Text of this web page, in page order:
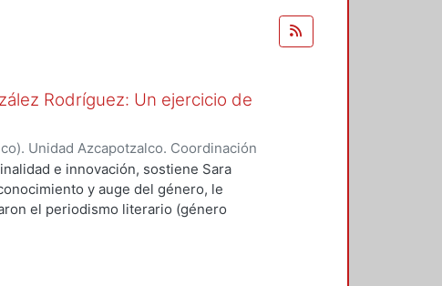
Rodríguez: Un ejercicio de
Unidad Azcapotzalco. Coordinación
Crespo, Erick Octavio
e innovación, sostiene Sara
y auge del género, le
el periodismo literario (género